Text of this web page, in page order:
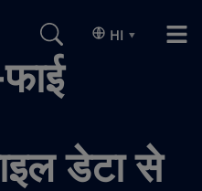
HI ▾
डेटा से